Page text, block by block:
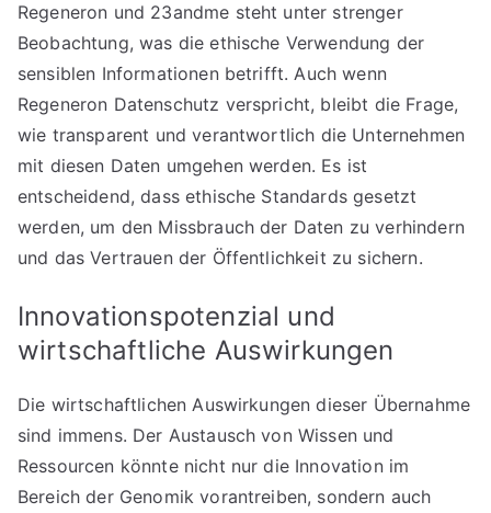
Regeneron und 23andme steht unter strenger
Beobachtung, was die ethische Verwendung der
sensiblen Informationen betrifft. Auch wenn
Regeneron Datenschutz verspricht, bleibt die Frage,
wie transparent und verantwortlich die Unternehmen
mit diesen Daten umgehen werden. Es ist
entscheidend, dass ethische Standards gesetzt
werden, um den Missbrauch der Daten zu verhindern
und das Vertrauen der Öffentlichkeit zu sichern.
Innovationspotenzial und
wirtschaftliche Auswirkungen
Die wirtschaftlichen Auswirkungen dieser Übernahme
sind immens. Der Austausch von Wissen und
Ressourcen könnte nicht nur die Innovation im
Bereich der Genomik vorantreiben, sondern auch